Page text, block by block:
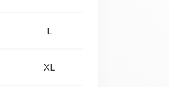
L
XL